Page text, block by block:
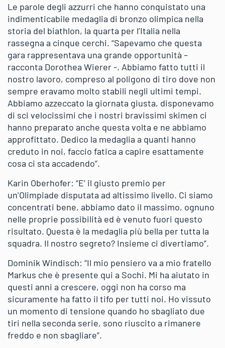
Le parole degli azzurri che hanno conquistato una
indimenticabile medaglia di bronzo olimpica nella
storia del biathlon, la quarta per l’Italia nella
rassegna a cinque cerchi. “Sapevamo che questa
gara rappresentava una grande opportunità –
racconta Dorothea Wierer -. Abbiamo fatto tutti il
nostro lavoro, compreso al poligono di tiro dove non
sempre eravamo molto stabili negli ultimi tempi.
Abbiamo azzeccato la giornata giusta, disponevamo
di sci velocissimi che i nostri bravissimi skimen ci
hanno preparato anche questa volta e ne abbiamo
approfittato. Dedico la medaglia a quanti hanno
creduto in noi, faccio fatica a capire esattamente
cosa ci sta accadendo”.
Karin Oberhofer: “E’ il giusto premio per
un’Olimpiade disputata ad altissimo livello. Ci siamo
concentrati bene, abbiamo dato il massimo, ognuno
nelle proprie possibilità ed è venuto fuori questo
risultato. Questa è la medaglia più bella per tutta la
squadra. Il nostro segreto? Insieme ci divertiamo”.
Dominik Windisch: “Il mio pensiero va a mio fratello
Markus che è presente qui a Sochi. Mi ha aiutato in
questi anni a crescere, oggi non ha corso ma
sicuramente ha fatto il tifo per tutti noi. Ho vissuto
un momento di tensione quando ho sbagliato due
tiri nella seconda serie, sono riuscito a rimanere
freddo e non sbagliare”.